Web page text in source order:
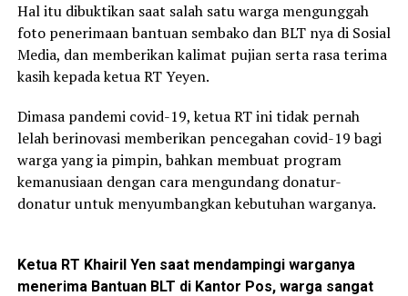
Hal itu dibuktikan saat salah satu warga mengunggah
foto penerimaan bantuan sembako dan BLT nya di Sosial
Media, dan memberikan kalimat pujian serta rasa terima
kasih kepada ketua RT Yeyen.
Dimasa pandemi covid-19, ketua RT ini tidak pernah
lelah berinovasi memberikan pencegahan covid-19 bagi
warga yang ia pimpin, bahkan membuat program
kemanusiaan dengan cara mengundang donatur-
donatur untuk menyumbangkan kebutuhan warganya.
Ketua RT Khairil Yen saat mendampingi warganya
menerima Bantuan BLT di Kantor Pos, warga sangat